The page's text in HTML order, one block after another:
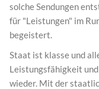
solche Sendungen
für "Leistungen" im
begeistert.
Staat ist klasse und
Leistungsfähigkeit
wieder. Mit der